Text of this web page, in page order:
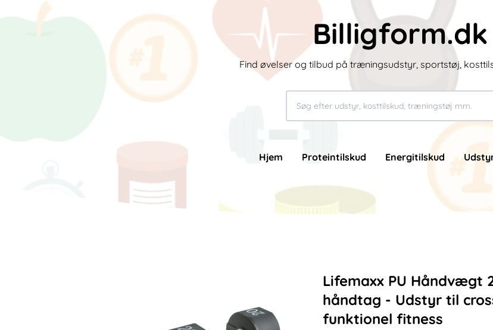
Billigform.dk
Find øvelser og tilbud på træningsudstyr, sportstøj,
Hjem Proteintilskud Energitilskud
Lifemaxx PU Håndvægt
håndtag - Udstyr til
funktionel fitness